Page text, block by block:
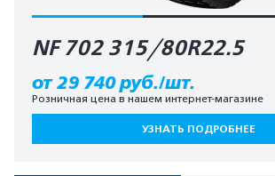
NF 702 315/80R22.5
от 29 740 руб./шт.
Розничная цена в нашем интернет-магазине
УЗНАТЬ ПОДРОБНЕЕ